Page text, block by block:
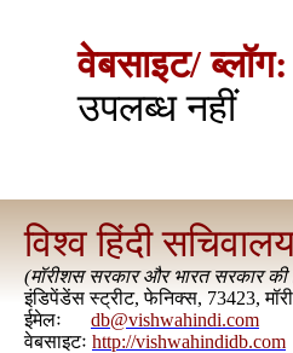
वेबसाइट/ ब्लॉग:
उपलब्ध नहीं
विश्व हिंदी
(मॉरीशस सरकार और भारत सरकार की
इंडिपेंडेंस स्ट्रीट, फेनिक्स, 73423,
ईमेलः
db@vishwahindi.com
वेबसाइटः http://vishwahindidb.com